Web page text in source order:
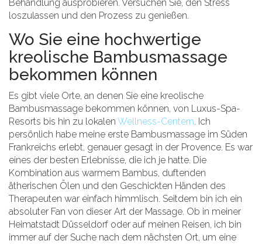
Behandlung ausprobieren. Versuchen Sie, den Stress
loszulassen und den Prozess zu genießen.
Wo Sie eine hochwertige
kreolische Bambusmassage
bekommen können
Es gibt viele Orte, an denen Sie eine kreolische
Bambusmassage bekommen können, von Luxus-Spa-
Resorts bis hin zu lokalen Wellness-Centern. Ich
persönlich habe meine erste Bambusmassage im Süden
Frankreichs erlebt, genauer gesagt in der Provence. Es war
eines der besten Erlebnisse, die ich je hatte. Die
Kombination aus warmem Bambus, duftenden
ätherischen Ölen und den Geschickten Händen des
Therapeuten war einfach himmlisch. Seitdem bin ich ein
absoluter Fan von dieser Art der Massage. Ob in meiner
Heimatstadt Düsseldorf oder auf meinen Reisen, ich bin
immer auf der Suche nach dem nächsten Ort, um eine